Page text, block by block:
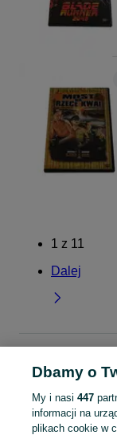
1 z 11
Dalej
Płyty DVD - Gorlice
KATEGORIA
Dbamy o
My i nasi 447
informacji na
plikach cookie w